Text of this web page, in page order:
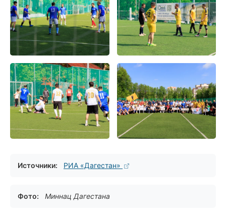
Источники: РИА «Дагестан»
Фото: Миннац Дагестана